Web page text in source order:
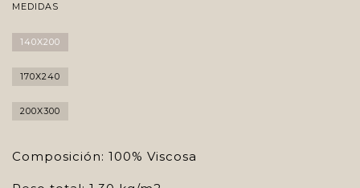
MEDIDAS
140X200
170X240
200X300
Composición: 100% Viscosa